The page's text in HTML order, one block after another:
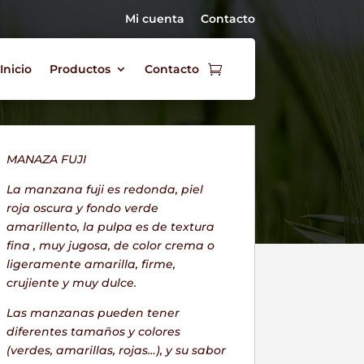
Mi cuenta Contacto
Inicio Productos Contacto
MANAZA FUJI
La manzana fuji es redonda, piel
roja oscura y fondo verde
amarillento, la pulpa es de textura
fina , muy jugosa, de color crema o
ligeramente amarilla, firme,
crujiente y muy dulce.
Las manzanas pueden tener
diferentes tamaños y colores
(verdes, amarillas, rojas…), y su sabor